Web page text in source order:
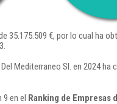
35.175.509 €, por lo cual ha
Mediterraneo Sl. en 2024
9 en el Ranking de